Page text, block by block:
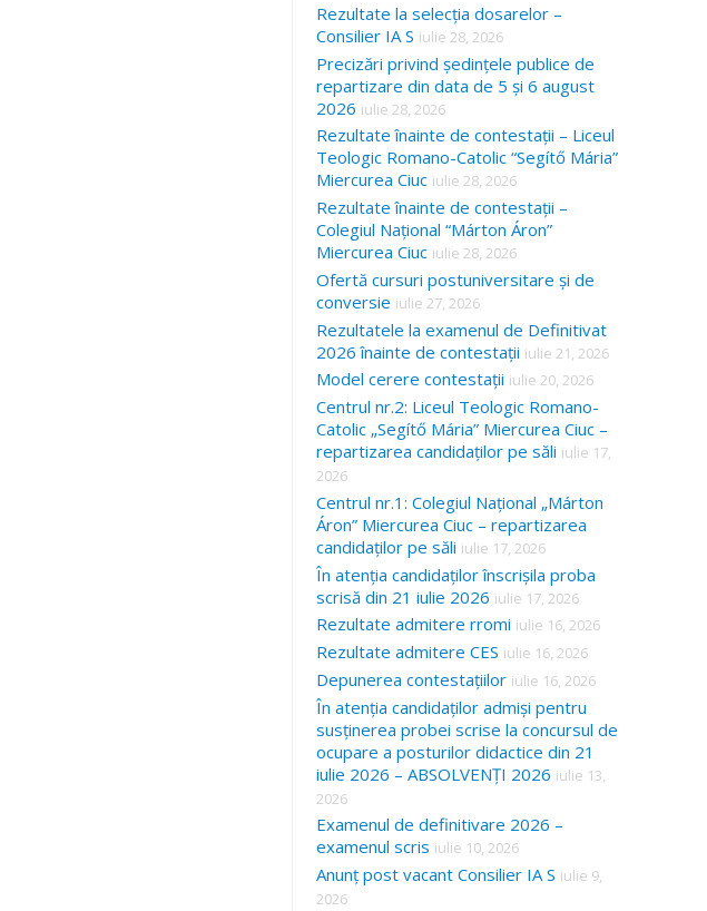
Rezultate la selecția dosarelor –
Consilier IA S iulie 28, 2026
Precizări privind ședințele publice de
repartizare din data de 5 și 6 august
2026 iulie 28, 2026
Rezultate înainte de contestații – Liceul
Teologic Romano-Catolic “Segítő Mária”
Miercurea Ciuc iulie 28, 2026
Rezultate înainte de contestații –
Colegiul Național “Márton Áron”
Miercurea Ciuc iulie 28, 2026
Ofertă cursuri postuniversitare și de
conversie iulie 27, 2026
Rezultatele la examenul de Definitivat
2026 înainte de contestații iulie 21, 2026
Model cerere contestații iulie 20, 2026
Centrul nr.2: Liceul Teologic Romano-
Catolic „Segítő Mária” Miercurea Ciuc –
repartizarea candidaților pe săli iulie 17,
2026
Centrul nr.1: Colegiul Național „Márton
Áron” Miercurea Ciuc – repartizarea
candidaților pe săli iulie 17, 2026
În atenția candidaților înscrișila proba
scrisă din 21 iulie 2026 iulie 17, 2026
Rezultate admitere rromi iulie 16, 2026
Rezultate admitere CES iulie 16, 2026
Depunerea contestațiilor iulie 16, 2026
În atenția candidaților admiși pentru
susținerea probei scrise la concursul de
ocupare a posturilor didactice din 21
iulie 2026 – ABSOLVENȚI 2026 iulie 13,
2026
Examenul de definitivare 2026 –
examenul scris iulie 10, 2026
Anunț post vacant Consilier IA S iulie 9,
2026